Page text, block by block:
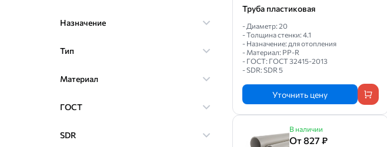
Назначение
Тип
Материал
ГОСТ
SDR
Труба пластиковая
- Диаметр: 20
- Толщина стенки: 4.1
- Назначение: для отопления
- Материал: PP-R
- ГОСТ: ГОСТ 32415-2013
- SDR: SDR 5
Уточнить цену
В наличии
От 827 ₽